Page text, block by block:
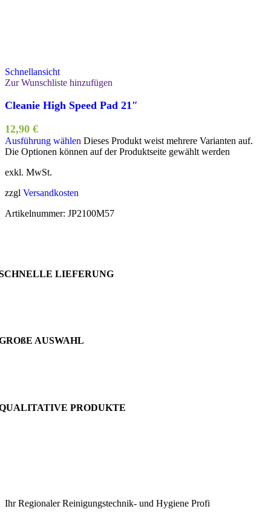
Schnellansicht
Zur Wunschliste hinzufügen
Cleanie High Speed Pad 21″
12,90 €
Ausführung wählen Dieses Produkt weist mehrere Varianten auf.
Die Optionen können auf der Produktseite gewählt werden
exkl. MwSt.
zzgl Versandkosten
Artikelnummer: JP2100M57
LIEFERUNG
AUSWAHL
PRODUKTE
Ihr Regionaler Reinigungstechnik- und Hygiene Profi